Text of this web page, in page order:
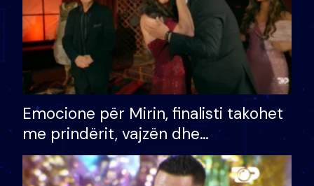
Emocione për Mirin, finalisti takohet
me prindërit, vajzën dhe
bashkëshorten: S’kemi ndonjë letër
divorci apo jo?